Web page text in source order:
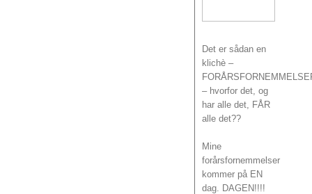
Det er sådan en
klichè –
– hvorfor det, og
har alle det, FÅR
alle det??
Mine
forårsfornemmelser
kommer på EN
dag. DAGEN!!!!